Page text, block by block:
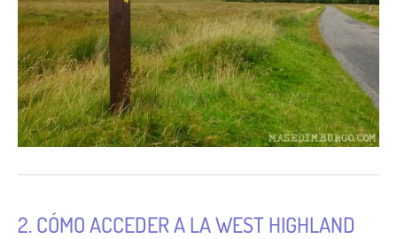
2. CÓMO ACCEDER A LA WEST HIGHLAND